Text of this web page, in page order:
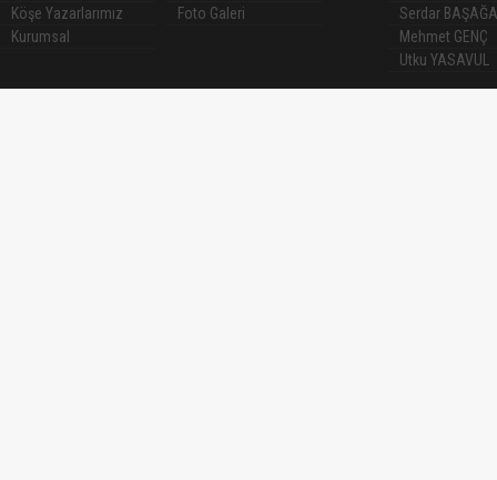
Köşe Yazarlarımız
Foto Galeri
Kurumsal
Serdar
Mehmet GENÇ
Utku YASAVUL